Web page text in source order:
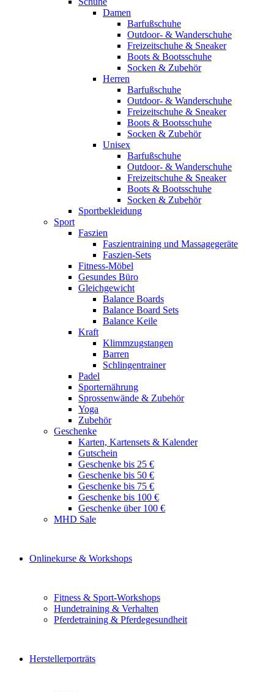
Damen
Barfußschuhe
Outdoor- & Wanderschuhe
Freizeitschuhe & Sneaker
Boots & Bootsschuhe
Socken & Zubehör
Herren
Barfußschuhe
Outdoor- & Wanderschuhe
Freizeitschuhe & Sneaker
Boots & Bootsschuhe
Socken & Zubehör
Unisex
Barfußschuhe
Outdoor- & Wanderschuhe
Freizeitschuhe & Sneaker
Boots & Bootsschuhe
Socken & Zubehör
Sportbekleidung
Sport
Faszien
Faszientraining und Massagegeräte
Faszien-Sets
Fitness-Möbel
Gesundes Büro
Gleichgewicht
Balance Boards
Balance Board Sets
Balance Keile
Kraft
Klimmzugstangen
Barren
Schlingentrainer
Padel
Sporternährung
Sprossenwände & Zubehör
Yoga
Zubehör
Geschenke
Karten, Kartensets & Kalender
Gutschein
Geschenke bis 25 €
Geschenke bis 50 €
Geschenke bis 75 €
Geschenke bis 100 €
Geschenke über 100 €
MHD Sale
Onlinekurse & Workshops
Fitness & Sport-Workshops
Hundetraining & Verhalten
Pferdetraining & Pferdegesundheit
Herstellerporträts